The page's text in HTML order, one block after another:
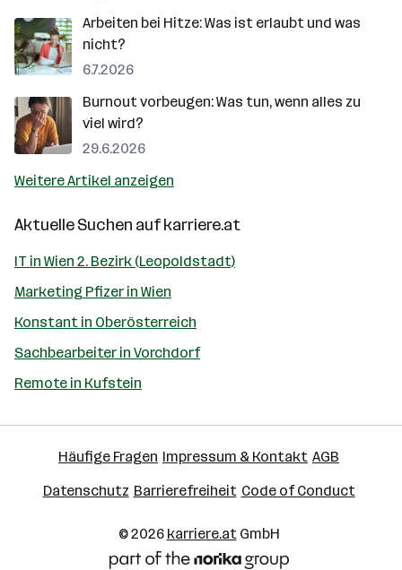
Arbeiten bei Hitze: Was ist erlaubt und was
nicht?
6.7.2026
Burnout vorbeugen: Was tun, wenn alles zu
viel wird?
29.6.2026
Weitere Artikel anzeigen
Aktuelle Suchen aufkarriere.at
IT in Wien 2. Bezirk (Leopoldstadt)
Marketing Pfizer in Wien
Konstant in Oberösterreich
Sachbearbeiter in Vorchdorf
Remote in Kufstein
Häufige Fragen Impressum & Kontakt AGB
Datenschutz Barrierefreiheit Code of Conduct
© 2026 karriere.atGmbH